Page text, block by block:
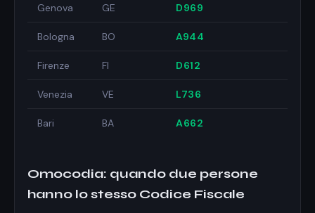
Genova GE D969
Bologna BO A944
Firenze FI D612
Venezia VE L736
Bari BA A662
Omocodia: quando due persone
hanno lo stesso Codice Fiscale